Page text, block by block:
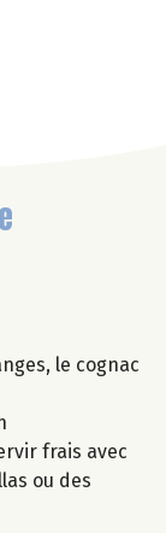
le cognac
frais avec
ou des